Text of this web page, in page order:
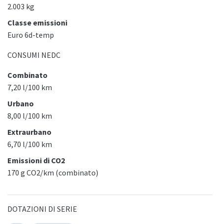
2.003 kg
Classe emissioni
Euro 6d-temp
CONSUMI NEDC
Combinato
7,20 l/100 km
Urbano
8,00 l/100 km
Extraurbano
6,70 l/100 km
Emissioni di CO2
170 g CO2/km (combinato)
DOTAZIONI DI SERIE